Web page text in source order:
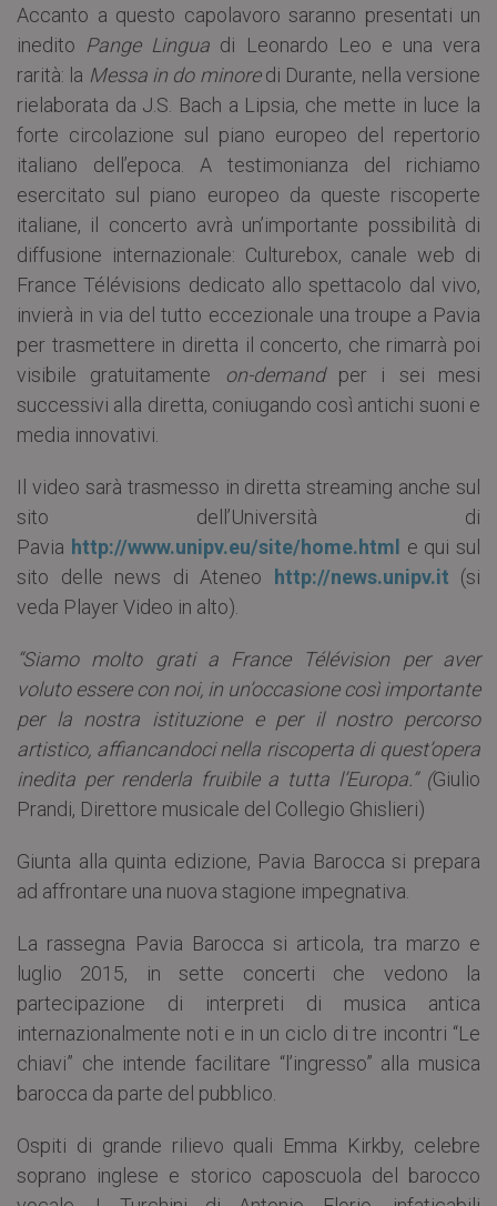
Accanto a questo capolavoro saranno presentati un
inedito Pange Lingua di Leonardo Leo e una vera
rarità: la Messa in do minoredi Durante, nella versione
rielaborata da J.S. Bach a Lipsia, che mette in luce la
forte circolazione sul piano europeo del repertorio
italiano dell’epoca. A testimonianza del richiamo
esercitato sul piano europeo da queste riscoperte
italiane, il concerto avrà un’importante possibilità di
diffusione internazionale: Culturebox, canale web di
France Télévisions dedicato allo spettacolo dal vivo,
invierà in via del tutto eccezionale una troupe a Pavia
per trasmettere in diretta il concerto, che rimarrà poi
visibile gratuitamente
on-demandper i sei mesi
successivi alla diretta, coniugando così antichi suoni e
media innovativi.
Il video sarà trasmesso in diretta streaming anche sul
sito dell’Università di
Pavia http://www.unipv.eu/site/home.html
e qui sul
sito delle news di Ateneo
http://news.unipv.it (si
veda Player Video in alto).
“Siamo molto grati a France Télévision per aver
voluto essere con noi, in un’occasione così importante
per la nostra istituzione e per il nostro percorso
artistico, affiancandoci nella riscoperta di quest’opera
inedita per renderla fruibile a tutta l’Europa.” (Giulio
Prandi, Direttore musicale del Collegio Ghislieri)
Giunta alla quinta edizione, Pavia Barocca si prepara
ad affrontare una nuova stagione impegnativa.
La rassegna Pavia Barocca si articola, tra marzo e
luglio 2015, in sette concerti che vedono la
partecipazione di interpreti di musica antica
internazionalmente noti e in un ciclo di tre incontri “Le
chiavi” che intende facilitare “l’ingresso” alla musica
barocca da parte del pubblico.
Ospiti di grande rilievo quali Emma Kirkby, celebre
soprano inglese e storico caposcuola del barocco